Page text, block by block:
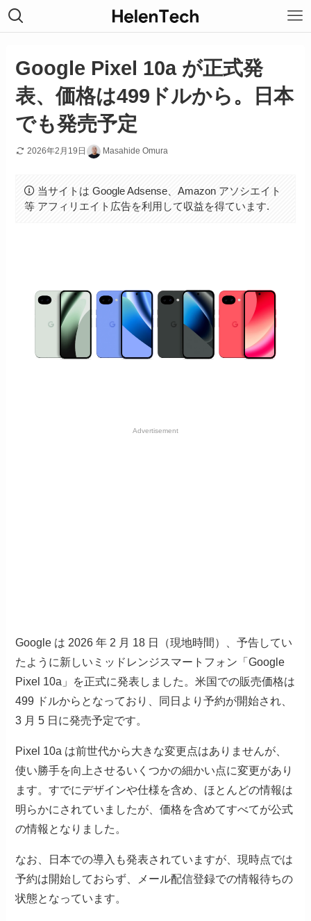
Google Pixel 10a が正式発
表、価格は499ドルから。日本
でも発売予定
2026年2月19日 Masahide Omura
当サイトは Google Adsense、Amazon アソシエイト
等 アフィリエイト広告を利用して収益を得ています.
Advertisement
Google は 2026 年 2 月 18 日（現地時間）、予告してい
たように新しいミッドレンジスマートフォン「Google
Pixel 10a」を正式に発表しました。米国での販売価格は
499 ドルからとなっており、同日より予約が開始され、
3 月 5 日に発売予定です。
Pixel 10a は前世代から大きな変更点はありませんが、
使い勝手を向上させるいくつかの細かい点に変更があり
ます。すでにデザインや仕様を含め、ほとんどの情報は
明らかにされていましたが、価格を含めてすべてが公式
の情報となりました。
なお、日本での導入も発表されていますが、現時点では
予約は開始しておらず、メール配信登録での情報待ちの
状態となっています。